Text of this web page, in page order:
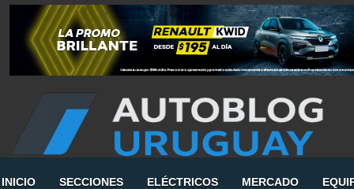
INICIO SECCIONES ELÉCTRICOS MERCADO